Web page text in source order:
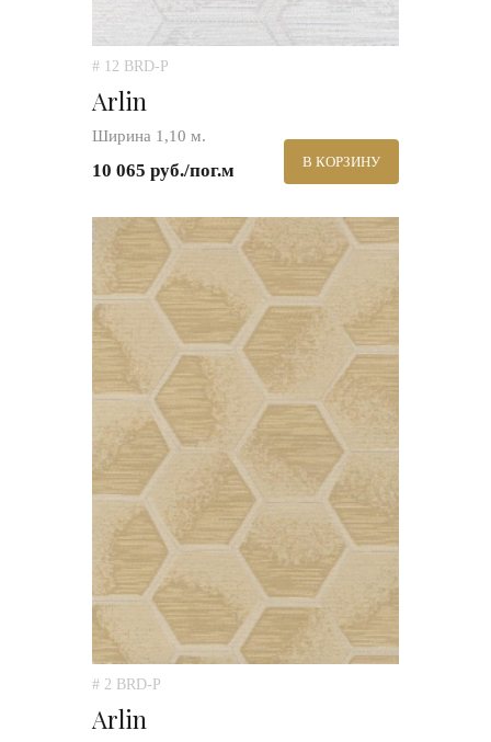
# 12 BRD-P
Arlin
Ширина 1,10 м.
10 065 руб./пог.м В КОРЗИНУ
# 2 BRD-P
Arlin